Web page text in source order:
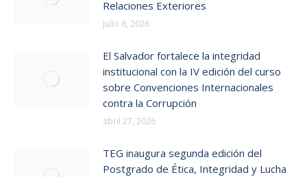
Relaciones Exteriores
julio 6, 2026
El Salvador fortalece la integridad
institucional con la IV edición del curso
sobre Convenciones Internacionales
contra la Corrupción
abril 27, 2026
TEG inaugura segunda edición del
Postgrado de Ética, Integridad y Lucha